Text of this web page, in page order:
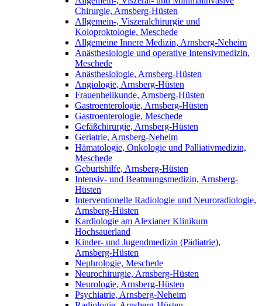
Chirurgie, Arnsberg-Hüsten
Allgemein-, Viszeralchirurgie und
Koloproktologie, Meschede
Allgemeine Innere Medizin, Arnsberg-Neheim
Anästhesiologie und operative Intensivmedizin,
Meschede
Anästhesiologie, Arnsberg-Hüsten
Angiologie, Arnsberg-Hüsten
Frauenheilkunde, Arnsberg-Hüsten
Gastroenterologie, Arnsberg-Hüsten
Gastroenterologie, Meschede
Gefäßchirurgie, Arnsberg-Hüsten
Geriatrie, Arnsberg-Neheim
Hämatologie, Onkologie und Palliativmedizin,
Meschede
Geburtshilfe, Arnsberg-Hüsten
Intensiv- und Beatmungsmedizin, Arnsberg-
Hüsten
Interventionelle Radiologie und Neuroradiologie,
Arnsberg-Hüsten
Kardiologie am Alexianer Klinikum
Hochsauerland
Kinder- und Jugendmedizin (Pädiatrie),
Arnsberg-Hüsten
Nephrologie, Meschede
Neurochirurgie, Arnsberg-Hüsten
Neurologie, Arnsberg-Hüsten
Psychiatrie, Arnsberg-Neheim